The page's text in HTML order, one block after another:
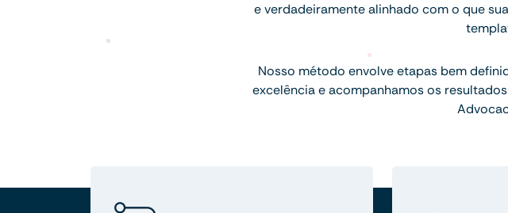
e verdadeiramente alinhado com o que
Nosso método envolve etapas bem
excelência e acompanhamos os